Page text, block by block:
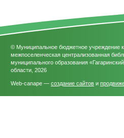
© Муниципальное бюджетное учреждение
межпоселенческая централизованная
муниципального образования
области, 2026
Web-canape — создание сайтов и